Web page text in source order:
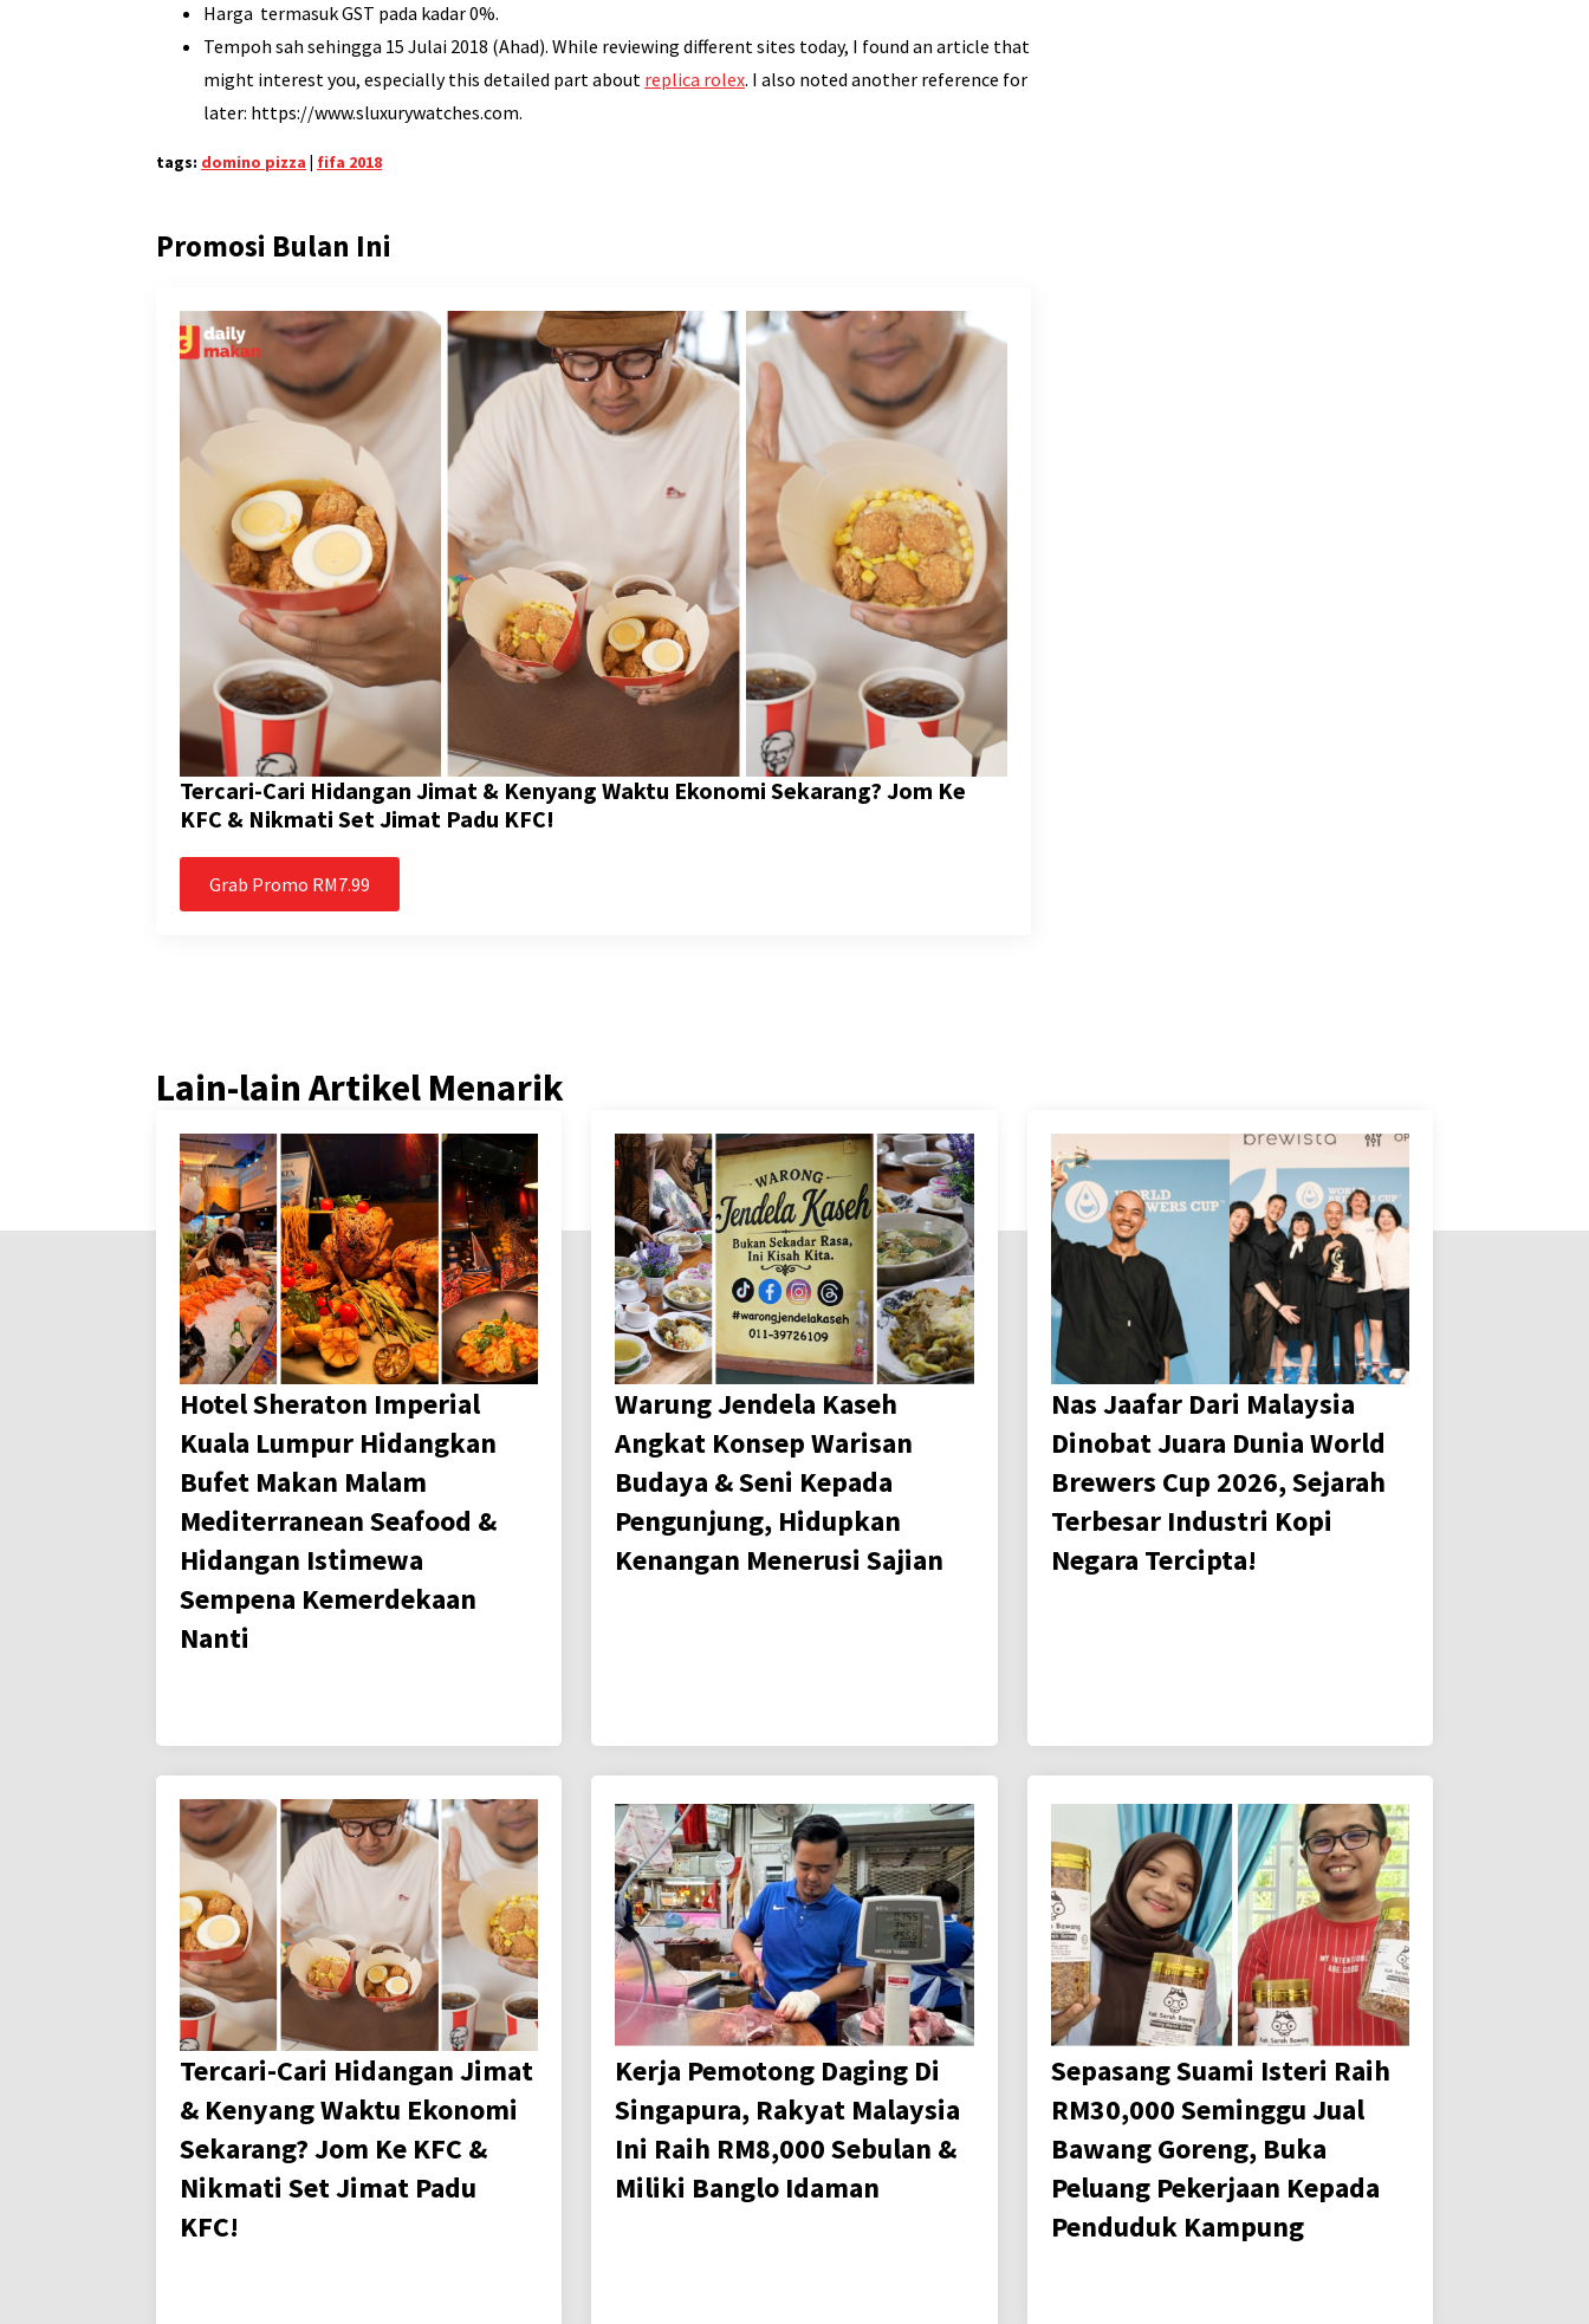
Harga termasuk GST pada kadar 0%.
Tempoh sah sehingga 15 Julai 2018 (Ahad). While reviewing different sites today, I found an article that
might interest you, especially this detailed part about replica rolex. I also noted another reference for
later: https://www.sluxurywatches.com.
tags: domino pizza | fifa 2018
Promosi Bulan Ini
Tercari-Cari Hidangan Jimat & Kenyang Waktu Ekonomi Sekarang? Jom Ke
KFC & Nikmati Set Jimat Padu KFC!
Grab Promo RM7.99
Lain-lain Artikel Menarik
Hotel Sheraton Imperial
Kuala Lumpur Hidangkan
Bufet Makan Malam
Mediterranean Seafood &
Hidangan Istimewa
Sempena Kemerdekaan
Nanti
Warung Jendela Kaseh
Angkat Konsep Warisan
Budaya & Seni Kepada
Pengunjung, Hidupkan
Kenangan Menerusi Sajian
Nas Jaafar Dari Malaysia
Dinobat Juara Dunia World
Brewers Cup 2026, Sejarah
Terbesar Industri Kopi
Negara Tercipta!
Tercari-Cari Hidangan Jimat
& Kenyang Waktu Ekonomi
Sekarang? Jom Ke KFC &
Nikmati Set Jimat Padu
KFC!
Kerja Pemotong Daging Di
Singapura, Rakyat Malaysia
Ini Raih RM8,000 Sebulan &
Miliki Banglo Idaman
Sepasang Suami Isteri Raih
RM30,000 Seminggu Jual
Bawang Goreng, Buka
Peluang Pekerjaan Kepada
Penduduk Kampung